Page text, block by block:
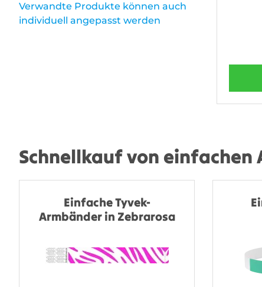
Verwandte Produkte können auch
individuell angepasst werden
Schnellkauf von einfachen
Einfache Tyvek-
Armbänder in Zebrarosa